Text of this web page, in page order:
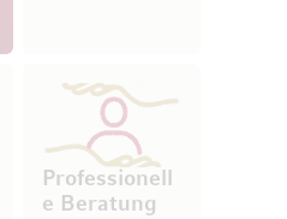
Professionell
e Beratung